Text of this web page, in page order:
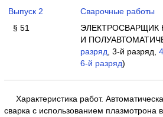
Выпуск 2
Сварочные работы
§ 51
ЭЛЕКТРОСВАРЩИК
И
разряд , 3-й разряд,
6-й разряд)
Характеристика работ.
сварка с использованием плазмотрона